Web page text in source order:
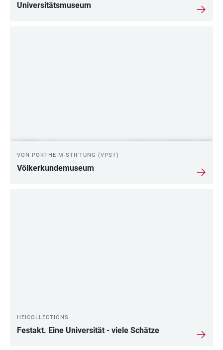
Universitätsmuseum
VON PORTHEIM-STIFTUNG (VPST)
Völkerkundemuseum
HEICOLLECTIONS
Festakt. Eine Universität - viele Schätze